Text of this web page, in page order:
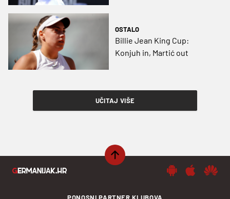
OSTALO
Billie Jean King Cup:
Konjuh in, Martić out
UČITAJ VIŠE